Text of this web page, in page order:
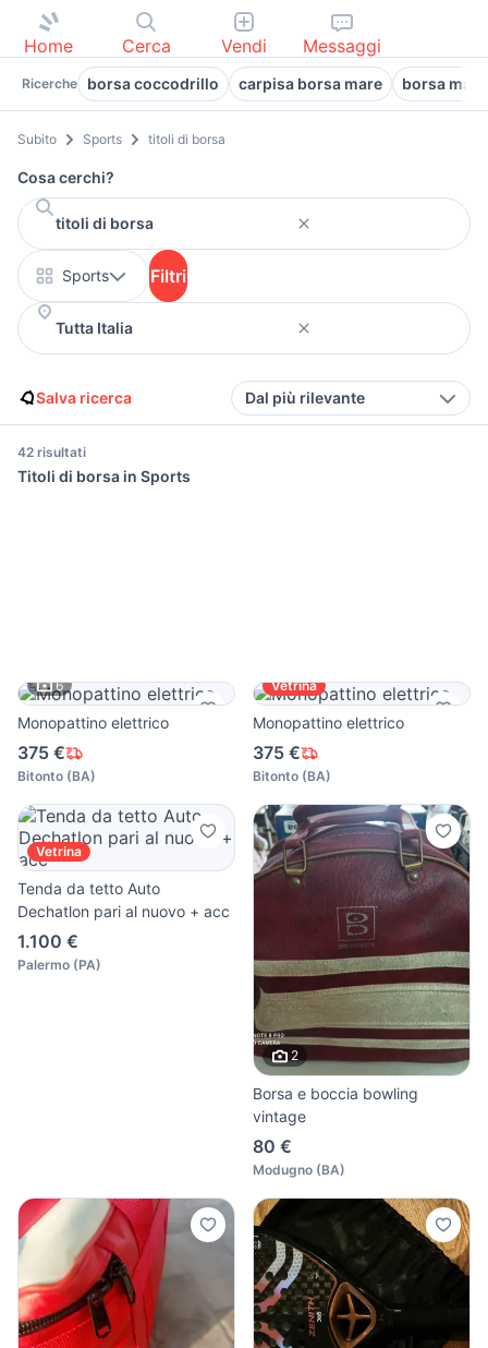
Home Cerca Vendi Messaggi
Ricerche borsa coccodrillo carpisa borsa mare borsa max
Subito Sports titoli di borsa
Cosa cerchi?
Sports Filtri
Salva ricerca Dal più rilevante
42 risultati
Titoli di borsa in Sports
6
Monopattino elettrico
375 €
Bitonto (BA)
Vetrina
Monopattino elettrico
375 €
Bitonto (BA)
Vetrina
Tenda da tetto Auto
Dechatlon pari al nuovo + acc
1.100 €
Palermo (PA)
2
Borsa e boccia bowling
vintage
80 €
Modugno (BA)